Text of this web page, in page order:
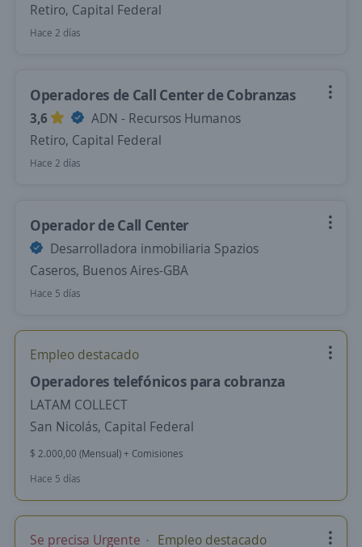
Retiro, Capital Federal
Hace 2 días
Operadores de Call Center de Cobranzas
3,6
ADN - Recursos Humanos
Retiro, Capital Federal
Hace 2 días
Operador de Call Center
Desarrolladora inmobiliaria Spazios
Caseros, Buenos Aires-GBA
Hace 5 días
Empleo destacado
Operadores telefónicos para cobranza
LATAM COLLECT
San Nicolás, Capital Federal
$ 2.000,00 (Mensual) + Comisiones
Hace 5 días
Se precisa Urgente Empleo destacado